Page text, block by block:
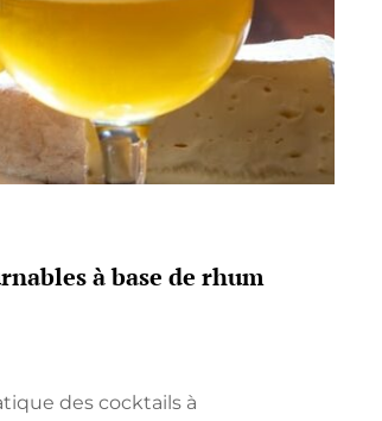
à base de rhum
des cocktails à